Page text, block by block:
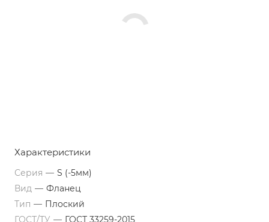
Характеристики
Серия — S (-5мм)
Вид — Фланец
Тип — Плоский
ГОСТ/ТУ — ГОСТ 33259-2015